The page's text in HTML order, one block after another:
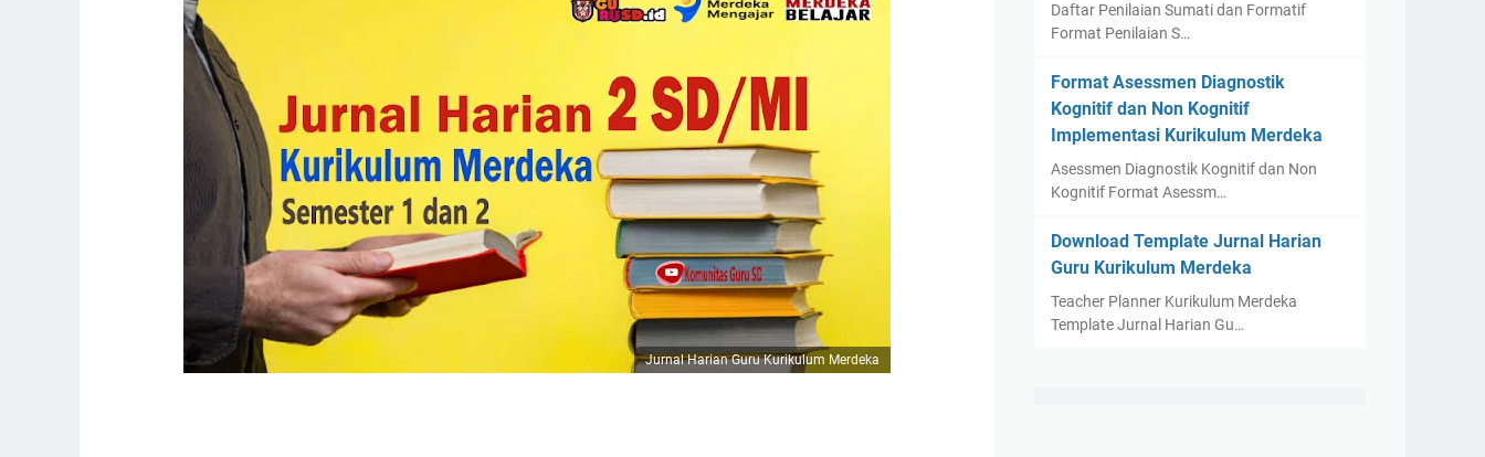
Jurnal Harian Guru Kurikulum Merdeka
Daftar Penilaian Sumati dan Formatif
Format Penilaian S…
Format Asessmen Diagnostik
Kognitif dan Non Kognitif
Implementasi Kurikulum Merdeka
Asessmen Diagnostik Kognitif dan Non
Kognitif Format Asessm…
Download Template Jurnal Harian
Guru Kurikulum Merdeka
Teacher Planner Kurikulum Merdeka
Template Jurnal Harian Gu…